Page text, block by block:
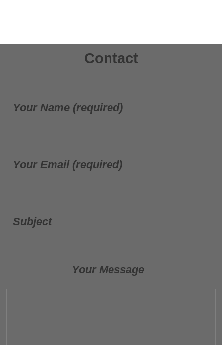
Contact
Your Name (required)
Your Email (required)
Subject
Your Message